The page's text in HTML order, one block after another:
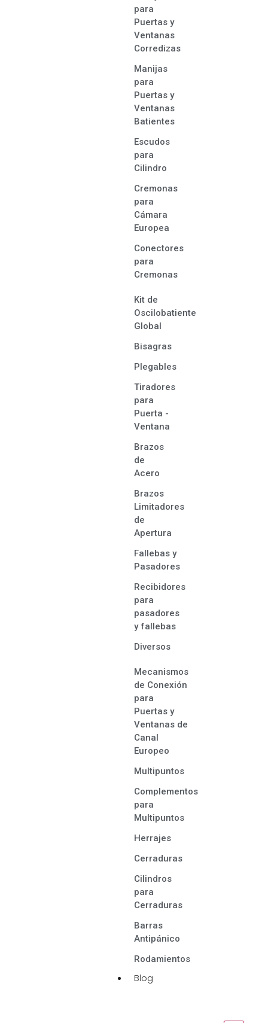
para
Puertas y
Ventanas
Corredizas
Manijas
para
Puertas y
Ventanas
Batientes
Escudos
para
Cilindro
Cremonas
para
Cámara
Europea
Conectores
para
Cremonas
Kit de
Oscilobatiente
Global
Bisagras
Plegables
Tiradores
para
Puerta -
Ventana
Brazos
de
Acero
Brazos
Limitadores
de
Apertura
Fallebas y
Pasadores
Recibidores
para
pasadores
y fallebas
Diversos
Mecanismos
de Conexión
para
Puertas y
Ventanas de
Canal
Europeo
Multipuntos
Complementos
para
Multipuntos
Herrajes
Cerraduras
Cilindros
para
Cerraduras
Barras
Antipánico
Rodamientos
Blog